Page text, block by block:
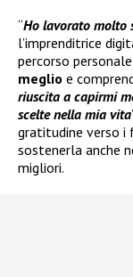
“Ho lavorato molto
l’imprenditrice
percorso
meglio e
riuscita a capirmi
scelte nella mia vita
gratitudine verso i
sostenerla anche
migliori.